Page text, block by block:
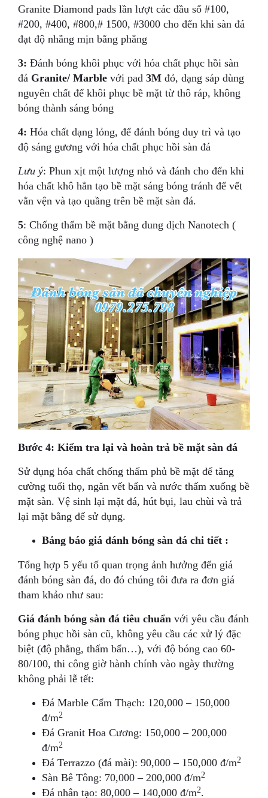
Granite Diamond pads lần lượt các đầu số #100,
#200, #400, #800,# 1500, #3000 cho đến khi sàn đá
đạt độ nhẵng mịn bằng phẳng
3: Đánh bóng khôi phục với hóa chất phục hồi sàn
đá Granite/ Marble với pad 3M đỏ, dạng sáp dùng
nguyên chất để khôi phục bề mặt từ thô ráp, không
bóng thành sáng bóng
4: Hóa chất dạng lỏng, để đánh bóng duy trì và tạo
độ sáng gương với hóa chất phục hồi sàn đá
Lưu ý: Phun xịt một lượng nhỏ và đánh cho đến khi
hóa chất khô hẳn tạo bề mặt sáng bóng tránh để vết
vằn vện và tạo quầng trên bề mặt sàn đá.
5: Chống thấm bề mặt bằng dung dịch Nanotech (
công nghệ nano )
Bước 4: Kiểm tra lại và hoàn trả bề mặt sàn đá
Sử dụng hóa chất chống thấm phủ bề mặt để tăng
cường tuổi thọ, ngăn vết bẩn và nước thấm xuống bề
mặt sàn. Vệ sinh lại mặt đá, hút bụi, lau chùi và trả
lại mặt bằng để sử dụng.
Bảng báo giá đánh bóng sàn đá chi tiết :
Tổng hợp 5 yếu tố quan trọng ảnh hưởng đến giá
đánh bóng sàn đá, do đó chúng tôi đưa ra đơn giá
tham khảo như sau:
Giá đánh bóng sàn đá tiêu chuẩn với yêu cầu đánh
bóng phục hồi sàn cũ, không yêu cầu các xử lý đặc
biệt (độ phẳng, thấm bẩn…), với độ bóng cao 60-
80/100, thi công giờ hành chính vào ngày thường
không phải lễ tết:
Đá Marble Cẩm Thạch: 120,000 – 150,000
đ/m2
Đá Granit Hoa Cương: 150,000 – 200,000
đ/m2
Đá Terrazzo (đá mài): 90,000 – 150,000 đ/m2
Sàn Bê Tông: 70,000 – 200,000 đ/m2
Đá nhân tạo: 80,000 – 140,000 đ/m2.